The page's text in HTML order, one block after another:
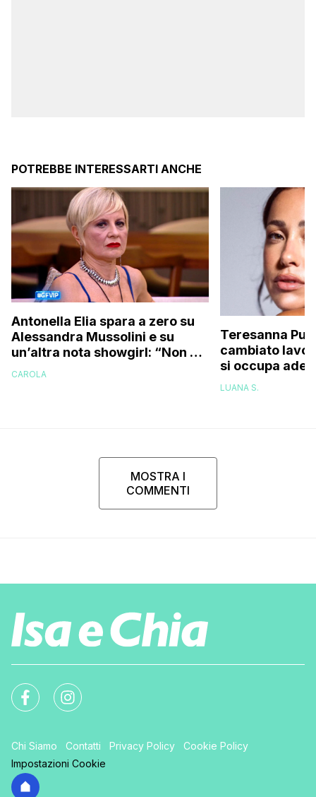
POTREBBE INTERESSARTI ANCHE
Antonella Elia spara a zero su
Alessandra Mussolini e su
un’altra nota showgirl: “Non è
una bella donna, e nemmeno
CAROLA
Teresanna
cambiato
si occupa
l’avevo fatto
LUANA S.
MOSTRA I
COMMENTI
Chi Siamo Contatti Privacy Policy
Cookie Policy
Impostazioni Cookie